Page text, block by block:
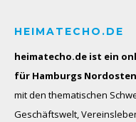
HEIMATECHO.DE
heimatecho.de ist ein
für Hamburgs Nordosten
mit den thematischen
Geschäftswelt,